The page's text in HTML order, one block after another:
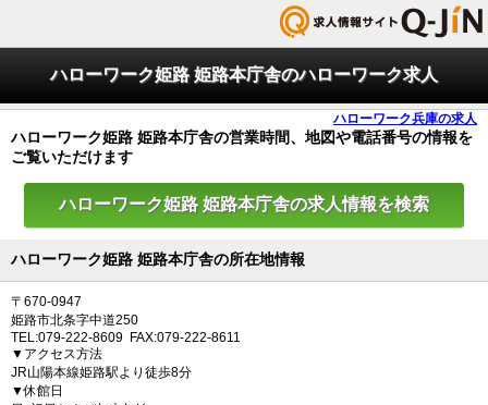
ハローワーク姫路 姫路本庁舎のハローワーク求人
ハローワーク兵庫の求人
ハローワーク姫路 姫路本庁舎の営業時間、地図や電話番号の情報を
ご覧いただけます
ハローワーク姫路 姫路本庁舎の求人情報を検索
ハローワーク姫路 姫路本庁舎の所在地情報
〒670-0947
姫路市北条字中道250
TEL:079-222-8609 FAX:079-222-8611
▼アクセス方法
JR山陽本線姫路駅より徒歩8分
▼休館日